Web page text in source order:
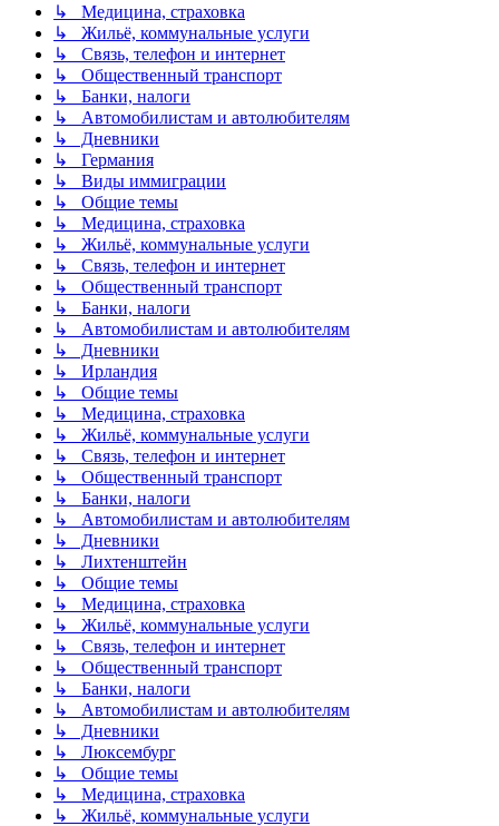
↳ Медицина, страховка
↳ Жильё, коммунальные услуги
↳ Связь, телефон и интернет
↳ Общественный транспорт
↳ Банки, налоги
↳ Автомобилистам и автолюбителям
↳ Дневники
↳ Германия
↳ Виды иммиграции
↳ Общие темы
↳ Медицина, страховка
↳ Жильё, коммунальные услуги
↳ Связь, телефон и интернет
↳ Общественный транспорт
↳ Банки, налоги
↳ Автомобилистам и автолюбителям
↳ Дневники
↳ Ирландия
↳ Общие темы
↳ Медицина, страховка
↳ Жильё, коммунальные услуги
↳ Связь, телефон и интернет
↳ Общественный транспорт
↳ Банки, налоги
↳ Автомобилистам и автолюбителям
↳ Дневники
↳ Лихтенштейн
↳ Общие темы
↳ Медицина, страховка
↳ Жильё, коммунальные услуги
↳ Связь, телефон и интернет
↳ Общественный транспорт
↳ Банки, налоги
↳ Автомобилистам и автолюбителям
↳ Дневники
↳ Люксембург
↳ Общие темы
↳ Медицина, страховка
↳ Жильё, коммунальные услуги